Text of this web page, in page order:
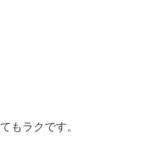
もラクです。